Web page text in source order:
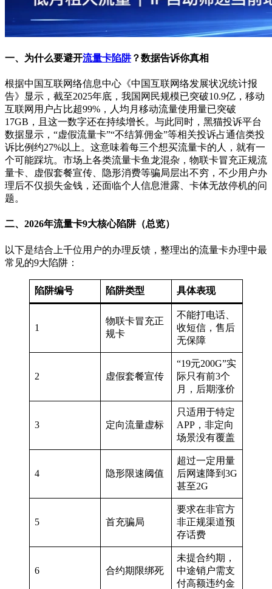
一、为什么要避开流量卡陷阱？数据告诉你真相
根据中国互联网络信息中心《中国互联网络发展状况统计报
告》显示，截至2025年底，我国网民规模已突破10.9亿，移动
互联网用户占比超99%，人均月移动流量使用量已突破
17GB，且这一数字还在持续增长。与此同时，黑猫投诉平台
数据显示，“虚假流量卡”“不结算佣金”等相关投诉占通信类投
诉比例约27%以上。这意味着每三个想买流量卡的人，就有一
个可能踩坑。市场上各类流量卡鱼龙混杂，物联卡冒充正规流
量卡、虚假套餐宣传、隐形消费等骗局层出不穷，不少用户办
理后不仅损失金钱，还面临个人信息泄露、卡体无故停机的问
题。
二、2026年流量卡9大核心陷阱（总览）
以下是结合上千位用户的办理反馈，整理出的流量卡办理中最
常见的9大陷阱：
陷阱编号 陷阱类型 具体表现
1
物联卡冒充正
规卡
不能打电话、
收短信，售后
无保障
2 虚假套餐宣传
“19元200G”实
际只有前3个
月，后期涨价
3 定向流量虚标
只适用于特定
APP，非定向
场景没有覆盖
4 隐形限速阈值
超过一定用量
后网速降到3G
甚至2G
5 首充骗局
要求在非官方
非正规渠道预
存话费
6 合约期限绑死
未提合约期，
中途销户需支
付高额违约金